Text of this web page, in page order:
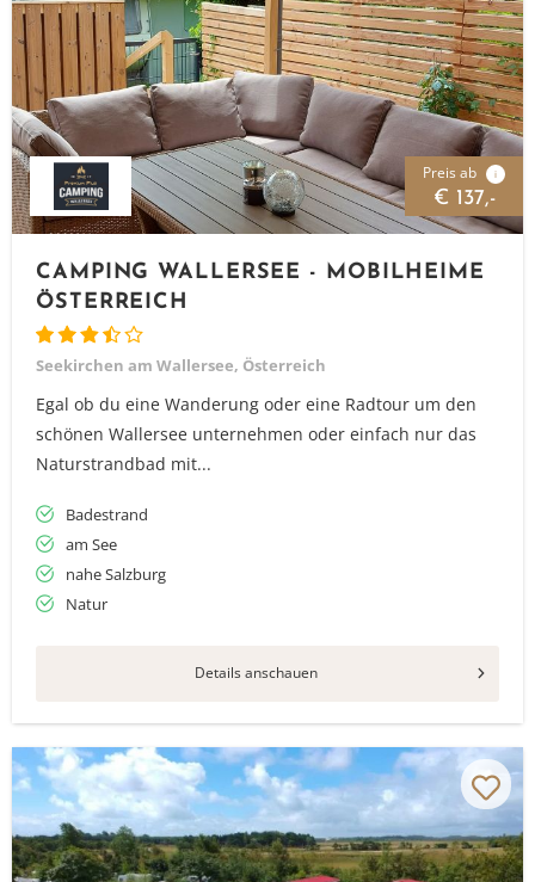
Preis ab i
€ 137,-
CAMPING WALLERSEE - MOBILHEIME
ÖSTERREICH
Seekirchen am Wallersee, Österreich
Egal ob du eine Wanderung oder eine Radtour um den
schönen Wallersee unternehmen oder einfach nur das
Naturstrandbad mit...
Badestrand
am See
nahe Salzburg
Natur
Details anschauen